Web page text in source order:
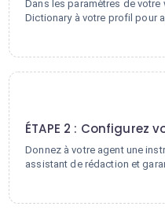
Dans les paramètres de
Dictionary à votre profil pour
ÉTAPE 2 : Configurez
Donnez à votre agent une
assistant de rédaction et